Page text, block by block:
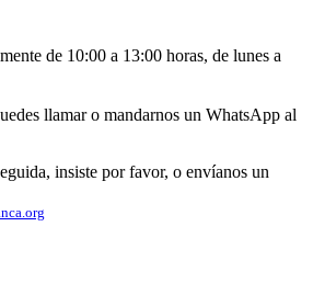
de 10:00 a 13:00 horas, de lunes a
llamar o mandarnos un WhatsApp al
insiste por favor, o envíanos un